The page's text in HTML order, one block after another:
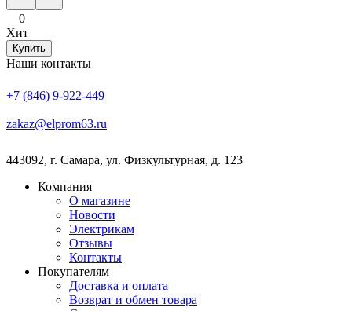
0
Хит
Купить
Наши контакты
+7 (846) 9-922-449
zakaz@elprom63.ru
443092, г. Самара, ул. Физкультурная, д. 123
Компания
О магазине
Новости
Электрикам
Отзывы
Контакты
Покупателям
Доставка и оплата
Возврат и обмен товара